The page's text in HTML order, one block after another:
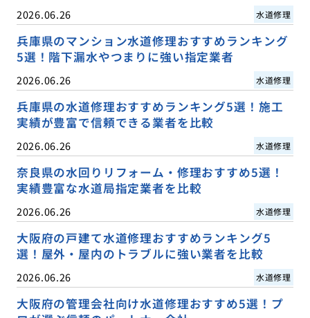
2026.06.26 水道修理
兵庫県のマンション水道修理おすすめランキング
5選！階下漏水やつまりに強い指定業者
2026.06.26 水道修理
兵庫県の水道修理おすすめランキング5選！施工
実績が豊富で信頼できる業者を比較
2026.06.26 水道修理
奈良県の水回りリフォーム・修理おすすめ5選！
実績豊富な水道局指定業者を比較
2026.06.26 水道修理
大阪府の戸建て水道修理おすすめランキング5
選！屋外・屋内のトラブルに強い業者を比較
2026.06.26 水道修理
大阪府の管理会社向け水道修理おすすめ5選！プ